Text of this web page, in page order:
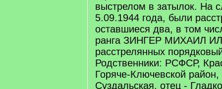
выстрелом в затылок. На
5.09.1944 года, были
оставшиеся два, в том
ранга ЗИНГЕР МИХАИЛ
расстрелянных
Родственники: РСФСР,
Горяче-Ключевской район,
Суздальская, отец -